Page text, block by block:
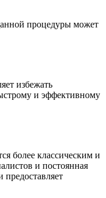
процедуры может
избежать
и эффективному
более классическим и
и постоянная